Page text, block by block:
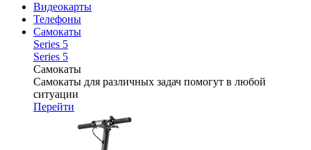
Видеокарты
Телефоны
Самокаты
Series 5
Series 5
Самокаты
Самокаты для различных задач помогут в любой
ситуации
Перейти